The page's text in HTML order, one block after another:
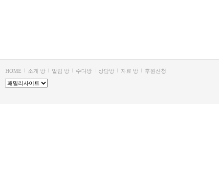
HOME 소개 방 알림 방 수다방 상담방 자료 방 후원신청